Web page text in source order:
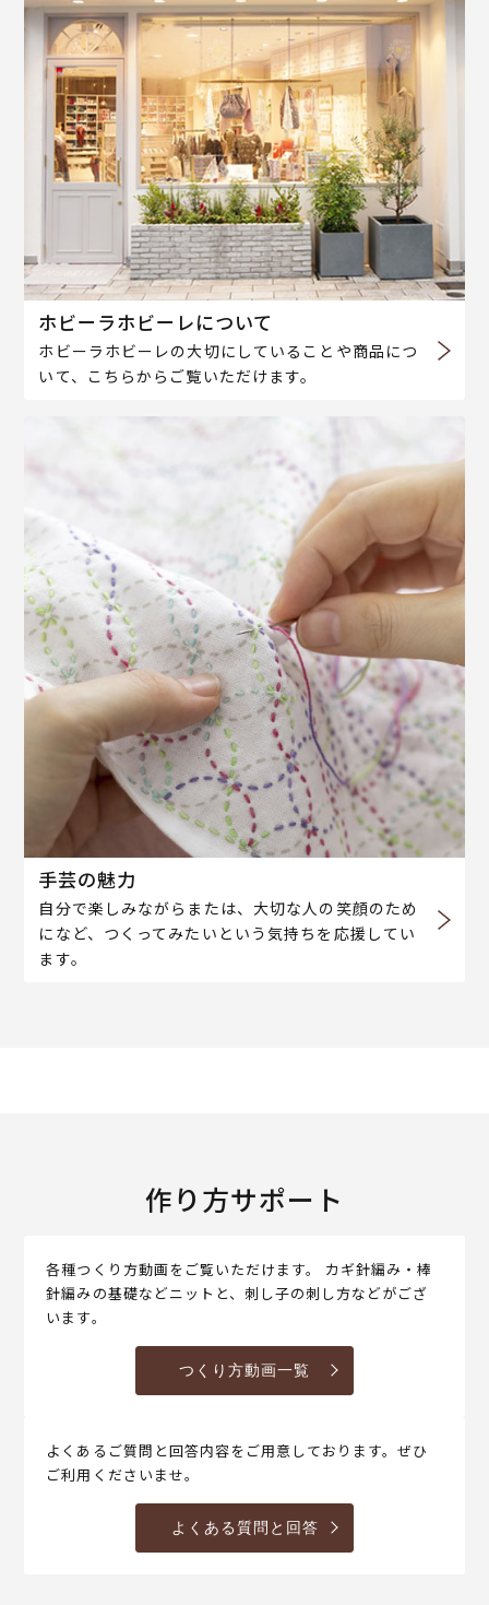
ホビーラホビーレについて
ホビーラホビーレの大切にしていることや商品につ
いて、こちらからご覧いただけます。
手芸の魅力
自分で楽しみながらまたは、大切な人の笑顔のため
になど、つくってみたいという気持ちを応援してい
ます。
作り方サポート
各種つくり方動画をご覧いただけます。 カギ針編み・棒
針編みの基礎などニットと、刺し子の刺し方などがござ
います。
つくり方動画一覧
よくあるご質問と回答内容をご用意しております。ぜひ
ご利用くださいませ。
よくある質問と回答